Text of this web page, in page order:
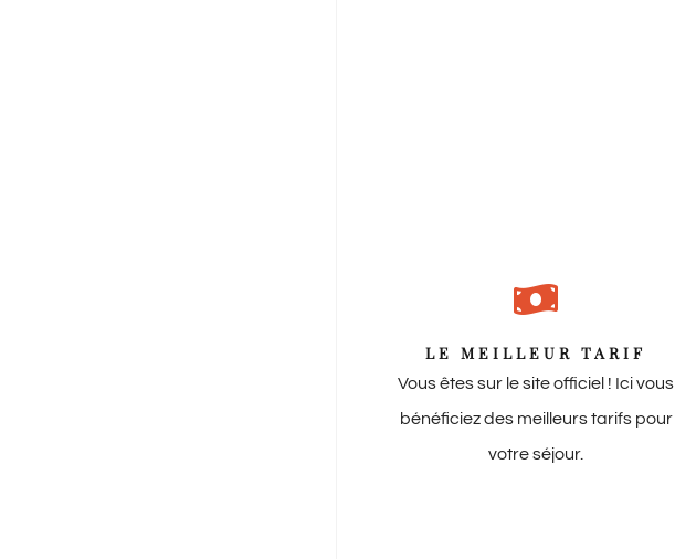
LE MEILLEUR TARIF
Vous êtes sur le site officiel ! Ici vous
bénéficiez des meilleurs tarifs pour
votre séjour.